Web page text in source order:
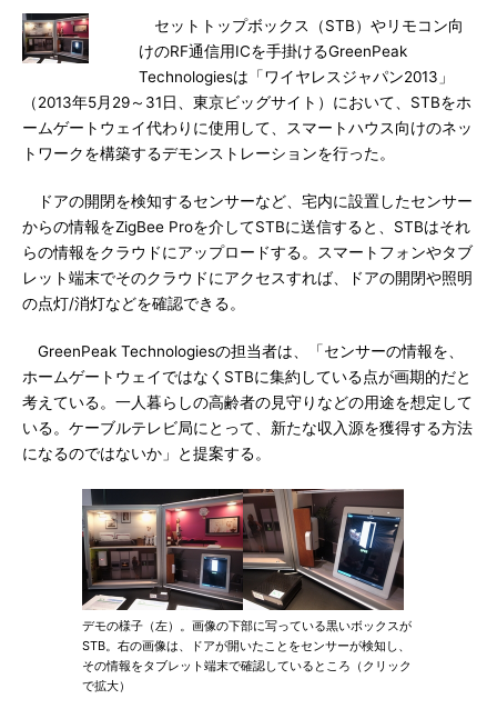
セットトップボックス（STB）やリモコン向
けのRF通信用ICを手掛けるGreenPeak
Technologiesは「ワイヤレスジャパン2013」
（2013年5月29～31日、東京ビッグサイト）において、STBをホ
ームゲートウェイ代わりに使用して、スマートハウス向けのネッ
トワークを構築するデモンストレーションを行った。
ドアの開閉を検知するセンサーなど、宅内に設置したセンサー
からの情報をZigBee Proを介してSTBに送信すると、STBはそれ
らの情報をクラウドにアップロードする。スマートフォンやタブ
レット端末でそのクラウドにアクセスすれば、ドアの開閉や照明
の点灯/消灯などを確認できる。
GreenPeak Technologiesの担当者は、「センサーの情報を、
ホームゲートウェイではなくSTBに集約している点が画期的だと
考えている。一人暮らしの高齢者の見守りなどの用途を想定して
いる。ケーブルテレビ局にとって、新たな収入源を獲得する方法
になるのではないか」と提案する。
デモの様子（左）。画像の下部に写っている黒いボックスが
STB。右の画像は、ドアが開いたことをセンサーが検知し、
その情報をタブレット端末で確認しているところ（クリック
で拡大）